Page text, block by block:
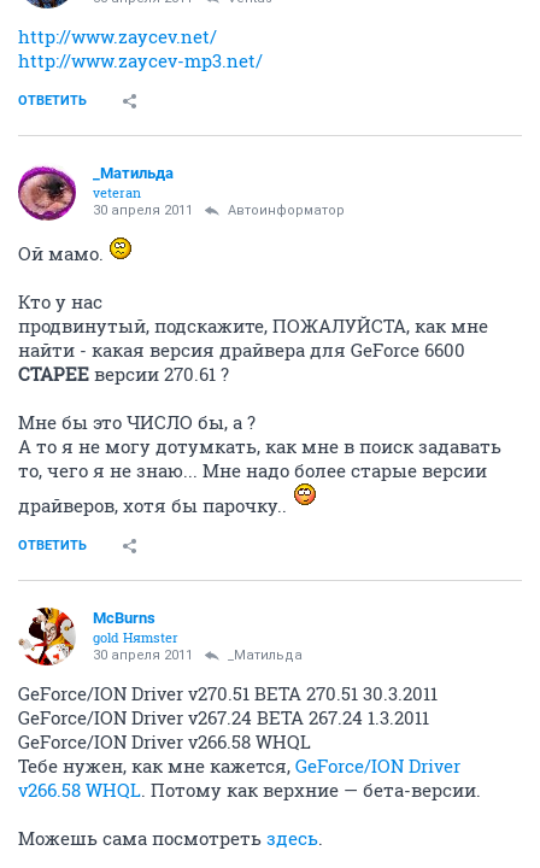
http://www.zaycev.net/
http://www.zaycev-mp3.net/
ОТВЕТИТЬ
_Матильда
veteran
30 апреля 2011 Автоинформатор
Ой мамо.
Кто у нас
продвинутый, подскажите, ПОЖАЛУЙСТА, как мне
найти - какая версия драйвера для GeForce 6600
СТАРЕЕ версии 270.61 ?
Мне бы это ЧИСЛО бы, а ?
А то я не могу дотумкать, как мне в поиск задавать
то, чего я не знаю... Мне надо более старые версии
драйверов, хотя бы парочку..
ОТВЕТИТЬ
McBurns
gold Няmster
30 апреля 2011 _Матильда
GeForce/ION Driver v270.51 BETA 270.51 30.3.2011
GeForce/ION Driver v267.24 BETA 267.24 1.3.2011
GeForce/ION Driver v266.58 WHQL
Тебе нужен, как мне кажется, GeForce/ION Driver
v266.58 WHQL. Потому как верхние — бета-версии.
Можешь сама посмотреть здесь.